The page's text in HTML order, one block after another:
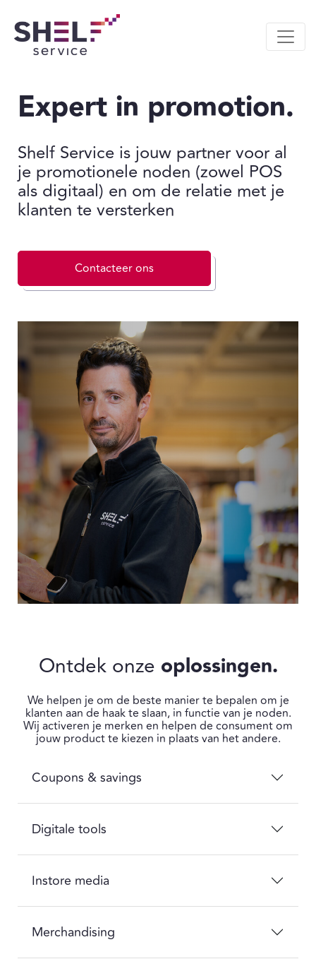
Expert in promotion.
Shelf Service is jouw partner voor al
je promotionele noden (zowel POS
als digitaal) en om de relatie met je
klanten te versterken
Contacteer ons
Ontdek onze oplossingen.
We helpen je om de beste manier te bepalen om je
klanten aan de haak te slaan, in functie van je noden.
Wij activeren je merken en helpen de consument om
jouw product te kiezen in plaats van het andere.
Coupons & savings
Digitale tools
Instore media
Merchandising